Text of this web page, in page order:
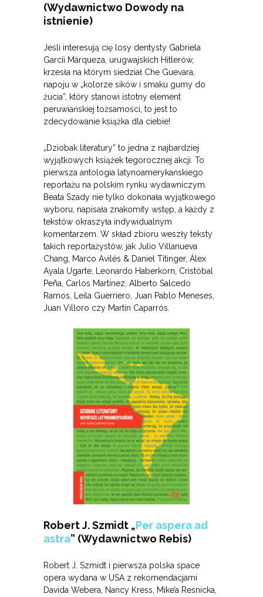
(Wydawnictwo Dowody na
istnienie)
Jeśli interesują cię losy dentysty Gabriela
Garcíi Márqueza, urugwajskich Hitlerów,
krzesła na którym siedział Che Guevara,
napoju w „kolorze sików i smaku gumy do
żucia”, który stanowi istotny element
peruwiańskiej tożsamości, to jest to
zdecydowanie książka dla ciebie!
„Dziobak literatury” to jedna z najbardziej
wyjątkowych książek tegorocznej akcji. To
pierwsza antologia latynoamerykańskiego
reportażu na polskim rynku wydawniczym.
Beata Szady nie tylko dokonała wyjątkowego
wyboru, napisała znakomity wstęp, a każdy z
tekstów okraszyła indywidualnym
komentarzem. W skład zbioru weszły teksty
takich reportażystów, jak Julio Villanueva
Chang, Marco Avilés & Daniel Titinger, Álex
Ayala Ugarte, Leonardo Haberkorn, Cristóbal
Peña, Carlos Martínez, Alberto Salcedo
Ramos, Leila Guerriero, Juan Pablo Meneses,
Juan Villoro czy Martín Caparrós.
Robert J. Szmidt „Per aspera ad
astra” (Wydawnictwo Rebis)
Robert J. Szmidt i pierwsza polska space
opera wydana w USA z rekomendacjami
Davida Webera, Nancy Kress, Mike’a Resnicka,